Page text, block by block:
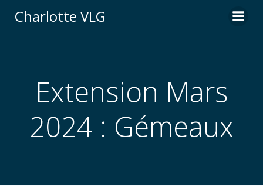
Charlotte VLG
Extension Mars
2024 : Gémeaux